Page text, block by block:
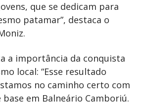
que se dedicam para
patamar”, destaca o
a importância da conquista
local: “Esse resultado
no caminho certo com
em Balneário Camboriú.